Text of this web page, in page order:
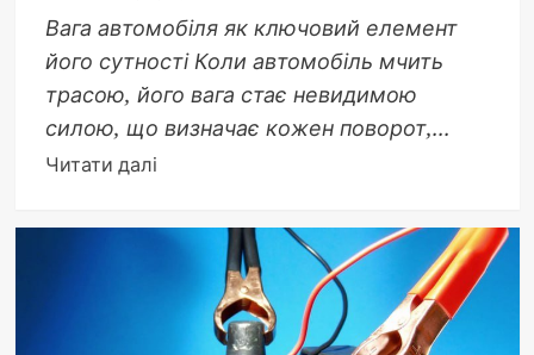
Вага автомобіля як ключовий елемент
його сутності Коли автомобіль мчить
трасою, його вага стає невидимою
силою, що визначає кожен поворот,...
Читати даліДокладніше
Скільки
машина: